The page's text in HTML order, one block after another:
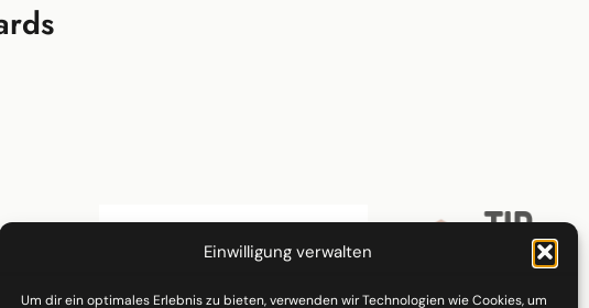
Einwilligung verwalten
Um dir ein optimales Erlebnis zu bieten, verwenden wir Technologien wie Cookies, um